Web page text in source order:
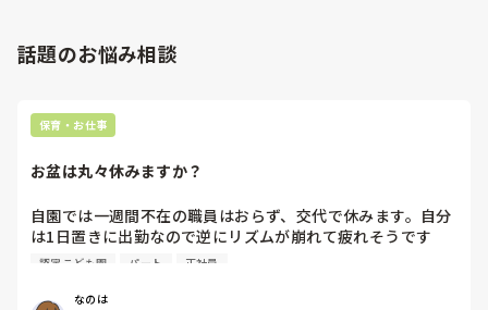
話題のお悩み相談
保育・お仕事
お盆は丸々休みますか？
自園では一週間不在の職員はおらず、交代で休みます。自分
は1日置きに出勤なので逆にリズムが崩れて疲れそうです
(^^;)
皆さんの園はいかがですか？
認定こども園 パート 正社員
なのは